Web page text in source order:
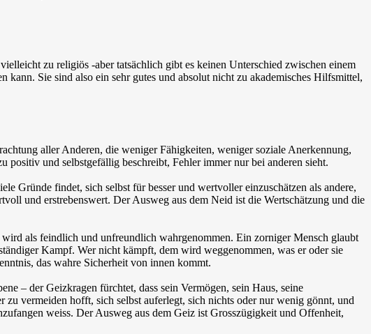
zu religiös -aber tatsächlich gibt es keinen Unterschied zwischen einem
kann. Sie sind also ein sehr gutes und absolut nicht zu akademisches Hilfsmittel,
aller Anderen, die weniger Fähigkeiten, weniger soziale Anerkennung,
und selbstgefällig beschreibt, Fehler immer nur bei anderen sieht.
Gründe findet, sich selbst für besser und wertvoller einzuschätzen als andere,
und erstrebenswert. Der Ausweg aus dem Neid ist die Wertschätzung und die
als feindlich und unfreundlich wahrgenommen. Ein zorniger Mensch glaubt
Kampf. Wer nicht kämpft, dem wird weggenommen, was er oder sie
das wahre Sicherheit von innen kommt.
– der Geizkragen fürchtet, dass sein Vermögen, sein Haus, seine
vermeiden hofft, sich selbst auferlegt, sich nichts oder nur wenig gönnt, und
weiss. Der Ausweg aus dem Geiz ist Grosszügigkeit und Offenheit,